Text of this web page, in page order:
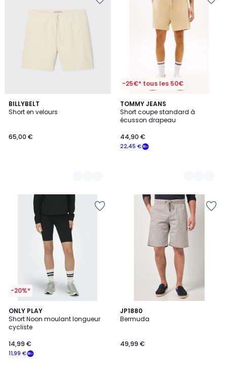
BILLYBELT
Short en velours
65,00 €
8
Couleurs
-25€* tous les 50€
TOMMY JEANS
Short coupe standard à
écusson drapeau
22,45 €
44,90 €
3
Couleurs
-20%*
ONLY PLAY
Short Noon moulant longueur
cycliste
11,99 €
14,99 €
5
/
5
JP1880
Bermuda
49,99 €
4
Couleurs